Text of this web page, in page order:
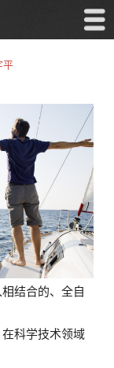
平
结合的、全自
科学技术领域